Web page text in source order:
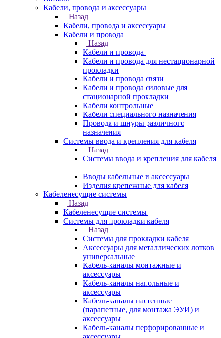
Кабели, провода и аксессуары
Назад
Кабели, провода и аксессуары
Кабели и провода
Назад
Кабели и провода
Кабели и провода для нестационарной
прокладки
Кабели и провода связи
Кабели и провода силовые для
стационарной прокладки
Кабели контрольные
Кабели специального назначения
Провода и шнуры различного
назначения
Системы ввода и крепления для кабеля
Назад
Системы ввода и крепления для кабеля
Вводы кабельные и аксессуары
Изделия крепежные для кабеля
Кабеленесущие системы
Назад
Кабеленесущие системы
Системы для прокладки кабеля
Назад
Системы для прокладки кабеля
Аксессуары для металлических лотков
универсальные
Кабель-каналы монтажные и
аксессуары
Кабель-каналы напольные и
аксессуары
Кабель-каналы настенные
(парапетные, для монтажа ЭУИ) и
аксессуары
Кабель-каналы перфорированные и
аксессуары